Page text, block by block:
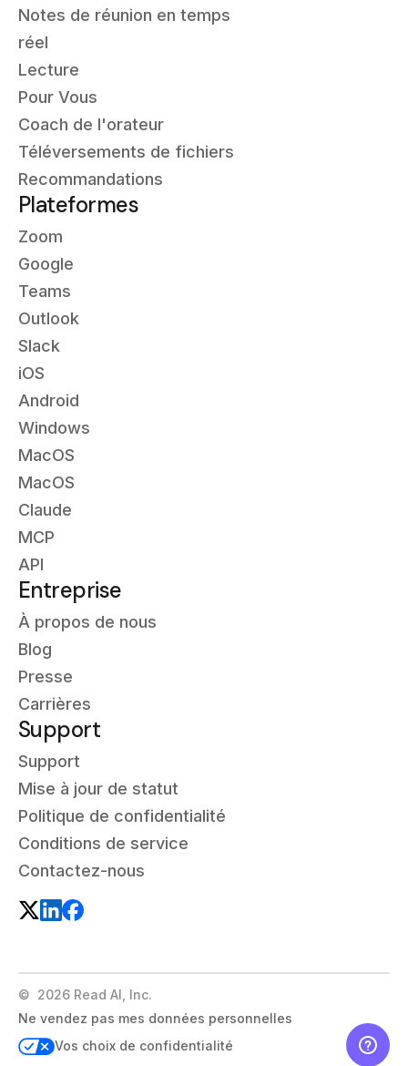
Notes de réunion en temps
réel
Lecture
Pour Vous
Coach de l'orateur
Téléversements de fichiers
Recommandations
Plateformes
Zoom
Google
Teams
Outlook
Slack
iOS
Android
Windows
MacOS
MacOS
Claude
MCP
API
Entreprise
À propos de nous
Blog
Presse
Carrières
Support
Support
Mise à jour de statut
Politique de confidentialité
Conditions de service
Contactez-nous
© 2026 Read AI, Inc.
Ne vendez pas mes données personnelles
Vos choix de confidentialité